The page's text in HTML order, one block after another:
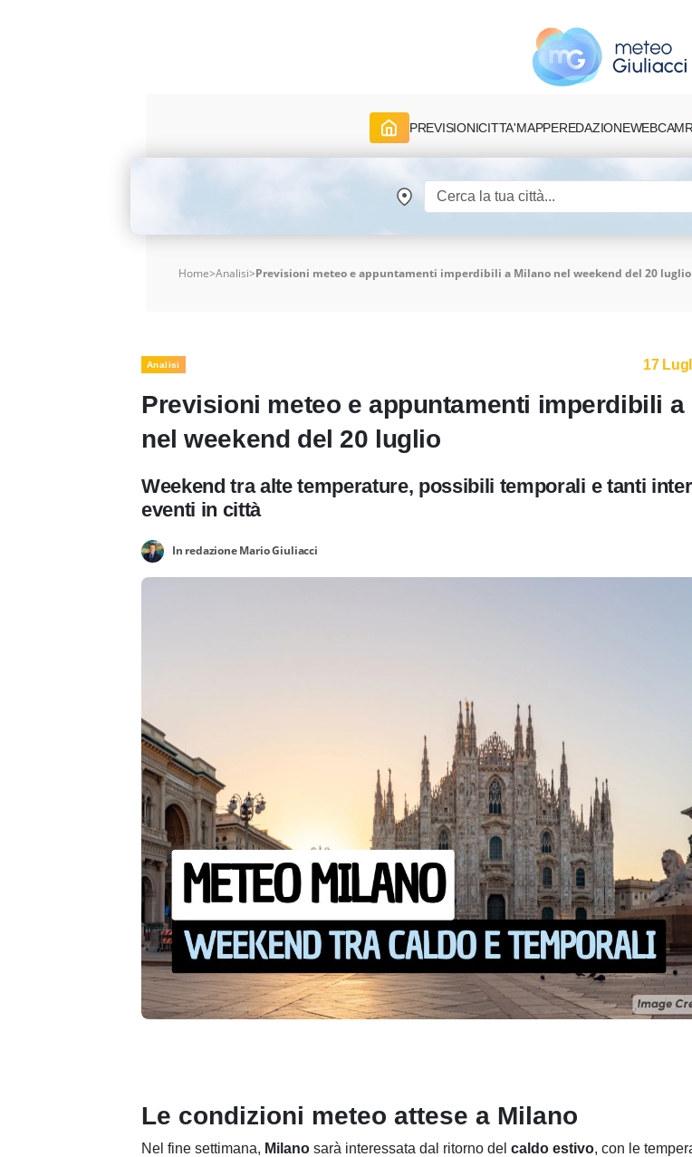
PREVISIONICITTA'MAPPEREDAZIONEWEBCAM
Home>Analisi>Previsioni meteo e appuntamenti imperdibili a Milano nel weekend del 20 luglio
Analisi 17
Previsioni meteo e appuntamenti imperdibili a
nel weekend del 20 luglio
Weekend tra alte temperature, possibili temporali e tanti
eventi in città
In redazione Mario Giuliacci
Le condizioni meteo attese a Milano
Nel fine settimana, Milano sarà interessata dal ritorno del caldo estivo, con le